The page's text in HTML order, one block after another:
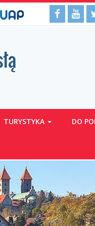
Media
TURYSTYKA DO